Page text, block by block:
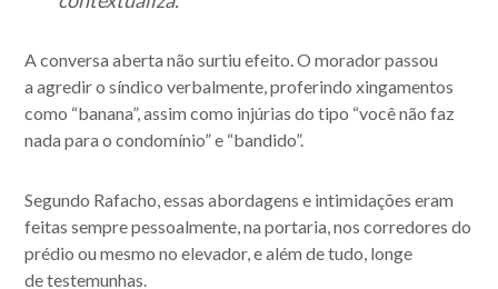
Acompanhe nossas
publicações.
A conversa aberta não surtiu efeito. O morador passou
a agredir o síndico verbalmente, proferindo xingamentos
como “banana”, assim como injúrias do tipo “você não faz
nada para o condomínio” e “bandido”.
Segundo Rafacho, essas abordagens e intimidações eram
feitas sempre pessoalmente, na portaria, nos corredores do
prédio ou mesmo no elevador, e além de tudo, longe
de testemunhas.